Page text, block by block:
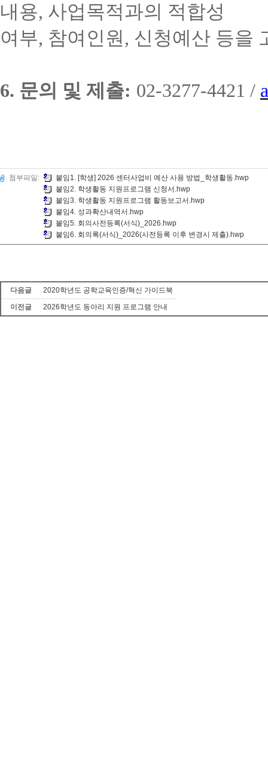
내용, 사업목적과의 적합성
여부, 참여인원 , 신청예산 등을
6. 문의 및 제출: 02-3277-4421 /
첨부파일:
붙임1. [학생] 2026 센터사업비 예산 사용 방법_학생활동.hwp
붙임2. 학생활동 지원프로그램 신청서.hwp
붙임3. 학생활동 지원프로그램 활동보고서.hwp
붙임4. 성과확산내역서.hwp
붙임5. 회의사전등록(서식)_2026.hwp
붙임6. 회의록(서식)_2026(사전등록 이후 변경시 제출).hwp
다음글
2020학년도 공학교육인증/혁신 가이드북
이전글
2026학년도 동아리 지원 프로그램 안내